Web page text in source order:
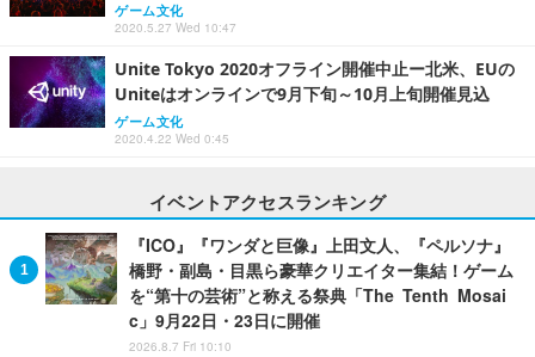
ゲーム文化
2020.5.27 Wed 10:47
Unite Tokyo 2020オフライン開催中止ー北米、EUの
Uniteはオンラインで9月下旬～10月上旬開催見込
ゲーム文化
2020.4.22 Wed 0:45
イベントアクセスランキング
『ICO』『ワンダと巨像』上田文人、『ペルソナ』
橋野・副島・目黒ら豪華クリエイター集結！ゲーム
を“第十の芸術”と称える祭典「The Tenth Mosai
c」9月22日・23日に開催
2026.8.7 Fri 10:10